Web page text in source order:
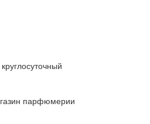
парфюмерии